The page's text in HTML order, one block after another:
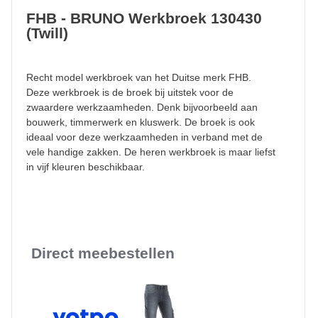
FHB - BRUNO Werkbroek 130430
(Twill)
Recht model werkbroek van het Duitse merk FHB.
Deze werkbroek is de broek bij uitstek voor de
zwaardere werkzaamheden. Denk bijvoorbeeld aan
bouwerk, timmerwerk en kluswerk. De broek is ook
ideaal voor deze werkzaamheden in verband met de
vele handige zakken. De heren werkbroek is maar liefst
in vijf kleuren beschikbaar.
Slideshow
Direct meebestellen